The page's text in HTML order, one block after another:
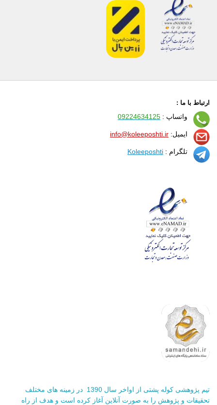
ارتباط با ما :
واتساپ : 09224634125
ایمیل: info@koleeposhti.ir
تلگرام : Koleeposhti
تیم پژوهشی کوله پشتی از اواخر سال 1390 در زمینه های مختلف
تحقیقات و پژوهش را به صورت آنلاین آغاز کرده است و هدف از راه